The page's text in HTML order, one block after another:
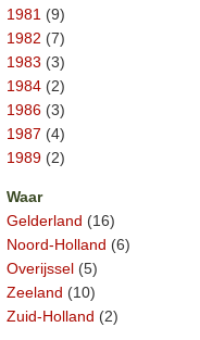
1981 (9)
1982 (7)
1983 (3)
1984 (2)
1986 (3)
1987 (4)
1989 (2)
Waar
Gelderland (16)
Noord-Holland (6)
Overijssel (5)
Zeeland (10)
Zuid-Holland (2)